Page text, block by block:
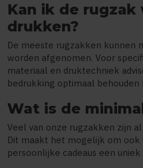
Kan ik de rugzak
drukken?
De meeste rugzakken kunnen
worden afgenomen. Voor
materiaal en druktechniek
bedrukking optimaal behouden
Wat is de
Veel van onze rugzakken zijn
Dit maakt het mogelijk om
persoonlijke cadeaus een